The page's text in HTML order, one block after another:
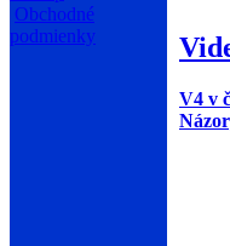
Obchodné
podmienky
V4 v